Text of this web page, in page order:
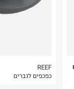
REEF
כפכפים לגברים